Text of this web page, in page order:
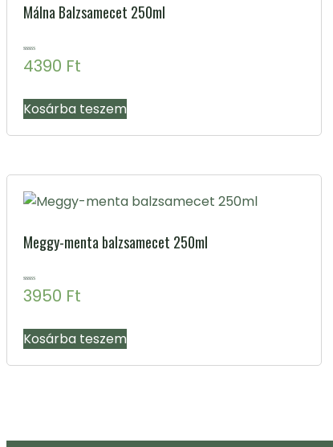
Málna Balzsamecet 250ml
4.88
/ 5
4390 Ft
Kosárba teszem
Meggy-menta balzsamecet 250ml
4.91
/ 5
3950 Ft
Kosárba teszem